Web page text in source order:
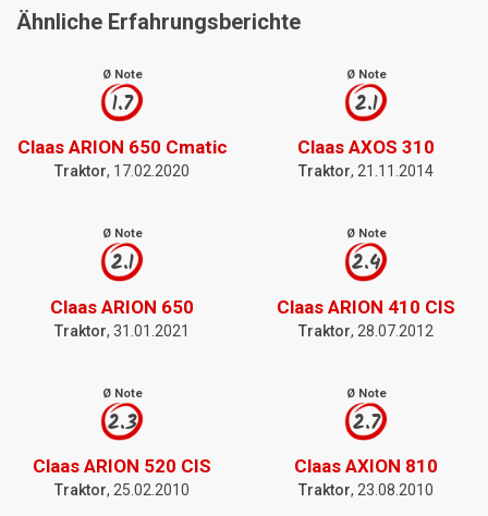
Ähnliche Erfahrungsberichte
Ø Note
1.7
Claas ARION 650 Cmatic
Traktor, 17.02.2020
Ø Note
2.1
Claas AXOS 310
Traktor, 21.11.2014
Ø Note
2.1
Claas ARION 650
Traktor, 31.01.2021
Ø Note
2.4
Claas ARION 410 CIS
Traktor, 28.07.2012
Ø Note
2.3
Claas ARION 520 CIS
Traktor, 25.02.2010
Ø Note
2.7
Claas AXION 810
Traktor, 23.08.2010